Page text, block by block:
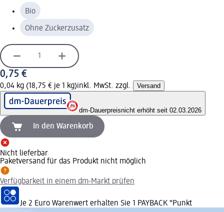
Bio
Ohne Zuckerzusatz
0,75 €
0,04 kg (18,75 € je 1 kg)inkl. MwSt. zzgl. Versand
dm-Dauerpreisnicht erhöht seit 02.03.2026
In den Warenkorb
Nicht lieferbar
Paketversand für das Produkt nicht möglich
Verfügbarkeit in einem dm-Markt prüfen
Je 2 Euro Warenwert erhalten Sie 1 PAYBACK °Punkt